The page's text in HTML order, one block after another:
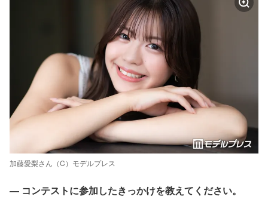
加藤愛梨さん（C）モデルプレス
― コンテストに参加したきっかけを教えてください。